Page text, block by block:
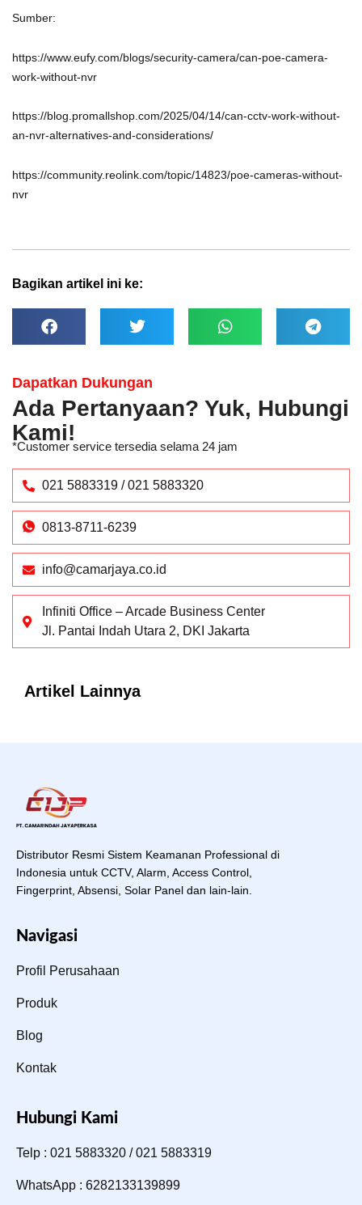
Sumber:
https://www.eufy.com/blogs/security-camera/can-poe-camera-
work-without-nvr
https://blog.promallshop.com/2025/04/14/can-cctv-work-without-
an-nvr-alternatives-and-considerations/
https://community.reolink.com/topic/14823/poe-cameras-without-
nvr
Bagikan artikel ini ke:
Dapatkan Dukungan
Ada Pertanyaan? Yuk, Hubungi
Kami!
*Customer service tersedia selama 24 jam
021 5883319 / 021 5883320
0813-8711-6239
info@camarjaya.co.id
Infiniti Office – Arcade Business Center
Jl. Pantai Indah Utara 2, DKI Jakarta
Artikel Lainnya
Distributor Resmi Sistem Keamanan Professional di
Indonesia untuk CCTV, Alarm, Access Control,
Fingerprint, Absensi, Solar Panel dan lain-lain.
Navigasi
Profil Perusahaan
Produk
Blog
Kontak
Hubungi Kami
Telp : 021 5883320 / 021 5883319
WhatsApp : 6282133139899